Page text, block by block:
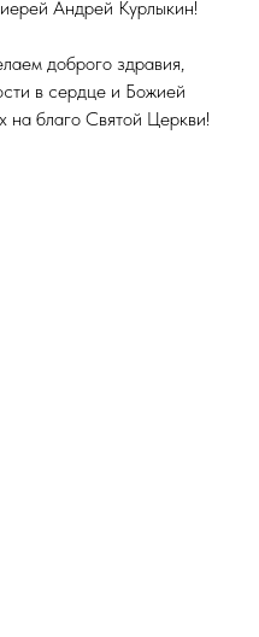
Андрей Курлыкин!
доброго здравия,
в сердце и Божией
на благо Святой Церкви!